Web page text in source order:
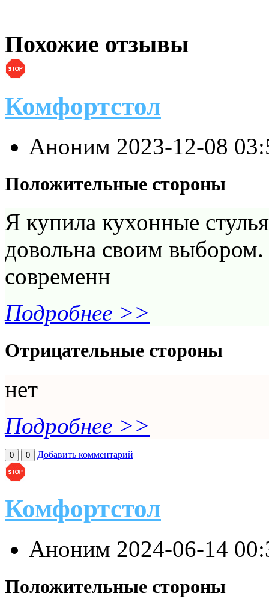
Похожие отзывы
Комфортстол
Аноним 2023-12-08
Положительные стороны
Я купила кухонные
довольна своим
современн
Подробнее >>
Отрицательные стороны
нет
Подробнее >>
0 0 Добавить комментарий
Комфортстол
Аноним 2024-06-14
Положительные стороны